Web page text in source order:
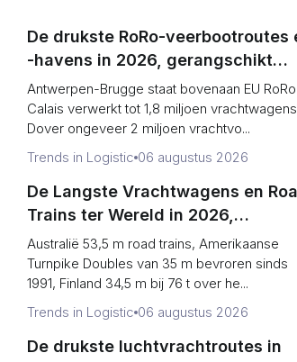
De drukste RoRo-veerbootroutes
-havens in 2026, gerangschikt
(eenheden vs tonnage)
Antwerpen-Brugge staat bovenaan EU
Calais verwerkt tot 1,8 miljoen
Dover ongeveer 2 miljoen vrachtvo...
Trends in Logistic 06 augustus 2026
De Langste Vrachtwagens en
Trains ter Wereld in 2026,
Gerangschikt (Records vs
Wettelijke Limieten)
Australië 53,5 m road trains, Amerikaanse
Turnpike Doubles van 35 m bevroren sinds
1991, Finland 34,5 m bij 76 t over he...
Trends in Logistic 06 augustus 2026
De drukste luchtvrachtroutes in